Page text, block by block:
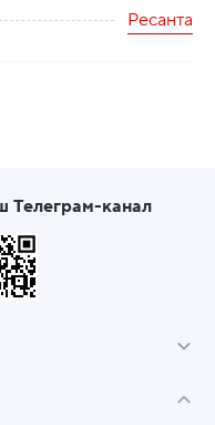
Ресанта
Телеграм-канал